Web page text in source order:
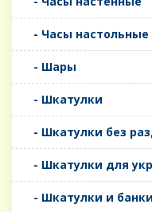
- Часы настольные
- Шары
- Шкатулки
- Шкатулки без
- Шкатулки для
- Шкатулки и